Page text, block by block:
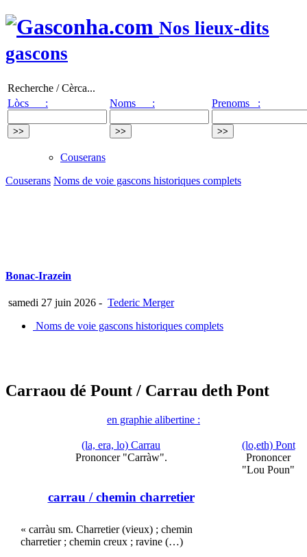
Nos lieux-dits
gascons
Recherche / Cèrca...
Lòcs :
Noms : Prenoms :
Couserans
Couserans Noms de voie gascons historiques complets
Bonac-Irazein
samedi 27 juin 2026 - Tederic Merger
Noms de voie gascons historiques complets
Carraou dé Pount / Carrau deth Pont
en graphie alibertine :
(la, era, lo) Carrau
Prononcer "Carràw".
carrau / chemin charretier
« carràu sm. Charretier (vieux) ; chemin
charretier ; chemin creux ; ravine (…)
(lo,eth) Pont
Prononcer
"Lou Poun"